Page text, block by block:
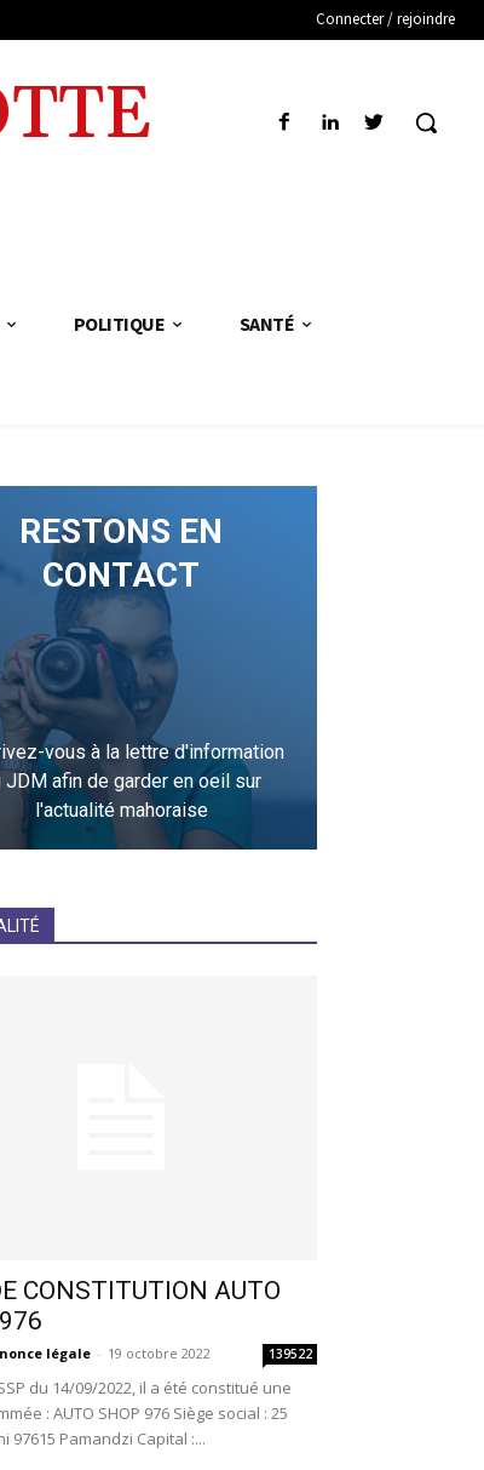
Connecter / rejoindre
POLITIQUE SANTÉ
RESTONS EN
CONTACT
vous à la lettre d'information
JDM afin de garder en oeil sur
l'actualité mahoraise
CONSTITUTION AUTO
légale - 19 octobre 2022 139522
du 14/09/2022, il a été constitué une
: AUTO SHOP 976 Siège social : 25
97615 Pamandzi Capital :...